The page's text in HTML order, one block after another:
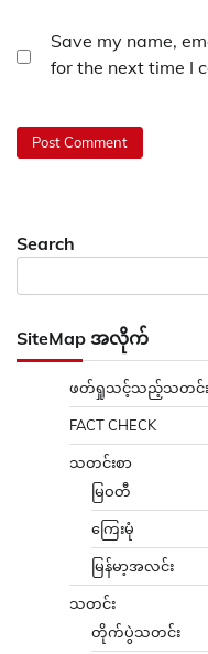
Save my name,
for the next time I
Search
SiteMap အလိုက်
ဖတ်ရှုသင့်သည့်သတင်းမ
FACT CHECK
သတင်းစာ
မြဝတီ
ကြေးမုံ
မြန်မာ့အလင်း
သတင်း
တိုက်ပွဲသတင်း